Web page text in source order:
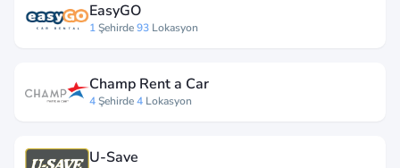
EasyGO
1Şehirde93 Lokasyon
Champ Rent a Car
4Şehirde4 Lokasyon
U-Save